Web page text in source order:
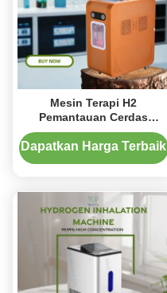
Mesin Terapi H2
Pemantauan Cerdas
Inhalasi Gas Hidrogen
50Hz
Dapatkan Harga Terbaik